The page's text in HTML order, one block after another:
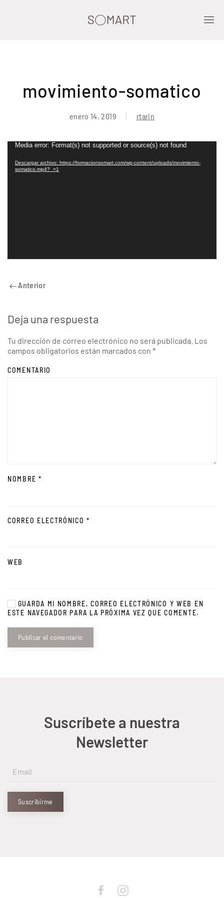
movimiento-somatico
enero 14, 2019 rtarin
Reproductor
vídeo
Media error: Format(s) not supported or source(s) not found
Descargar archivo: https://formacionsomart.com/wp-content/uploads/movimiento-
somatico.mp4?_=1
Anterior
Deja una respuesta
Tu dirección de correo electrónico no será publicada. Los
campos obligatorios están marcados con *
COMENTARIO
NOMBRE *
CORREO ELECTRÓNICO*
WEB
GUARDA MI NOMBRE, CORREO ELECTRÓNICO Y WEB EN
ESTE NAVEGADOR PARA LA PRÓXIMA VEZ QUE COMENTE.
Publicar el comentario
Suscríbete a nuestra
Newsletter
Suscribirme